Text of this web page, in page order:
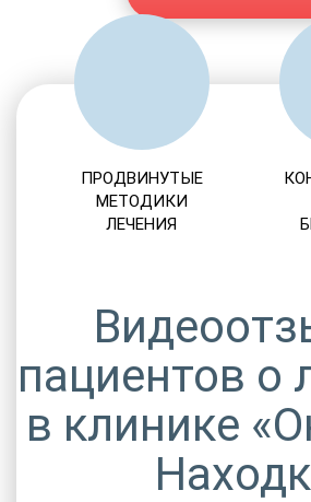
ПРОДВИНУТЫЕ
МЕТОДИКИ
ЛЕЧЕНИЯ
пациентов о
в клинике